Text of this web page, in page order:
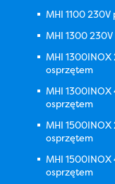
MHI 1100
MHI 1300
MHI
osprzętem
MHI
osprzętem
MHI
osprzętem
MHI
osprzętem